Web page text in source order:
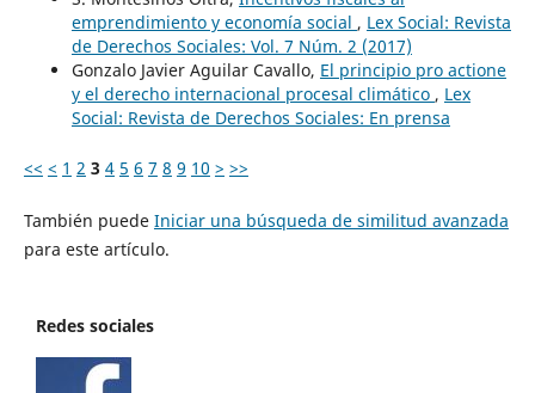
emprendimiento y economía social , Lex Social: Revista
de Derechos Sociales: Vol. 7 Núm. 2 (2017)
Gonzalo Javier Aguilar Cavallo, El principio pro actione
y el derecho internacional procesal climático , Lex
Social: Revista de Derechos Sociales: En prensa
<< < 1 2 3 4 5 6 7 8 9 10 > >>
También puede Iniciar una búsqueda de similitud avanzada
para este artículo.
Redes sociales